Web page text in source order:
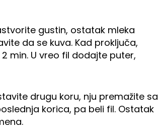
gustin, ostatak mleka
da se kuva. Kad proključa,
min. U vreo fil dodajte puter,
drugu koru, nju premažite sa
korica, pa beli fil. Ostatak